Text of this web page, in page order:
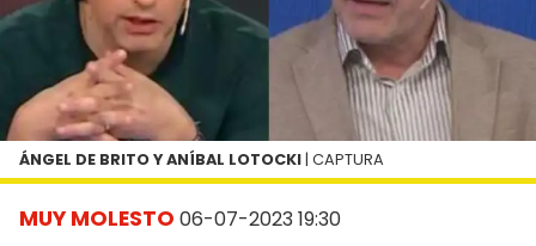
MUY MOLESTO 06-07-2023 19:30
ÁNGEL DE BRITO Y ANÍBAL LOTOCKI | CAPTURA